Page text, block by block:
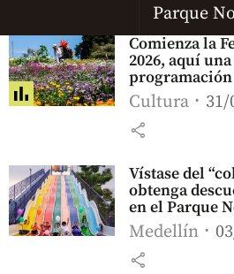
Parque
Comienza la
2026, aquí
programación
Cultura 31/
share
Vístase del
obtenga
en el Parque
Medellín
share